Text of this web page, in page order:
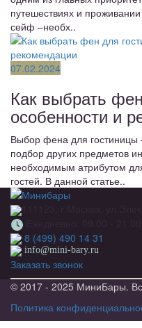
путешествиях и
сейф –необх..
07.02.2024
Как выбрать
особенности и
Выбор фена для
подбор других предметов
необходимым атрибутом
гостей. В данной статье..
8 (499) 490 14 31
info@mini-bary.ru
Заказать звонок
© 2017 - 2025 МиниБары.
Политика